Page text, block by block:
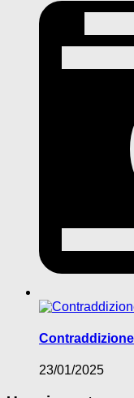
23/01/2025